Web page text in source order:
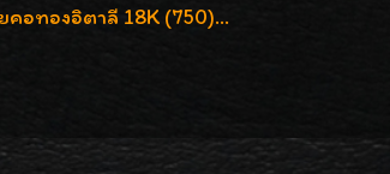
สร้อยคอทองอิตาลี 18K (750) ลายยินตันแกะมูนคัดสวย ลายนี้เงามากๆค่ะ ใส่ทนแข็งแรง